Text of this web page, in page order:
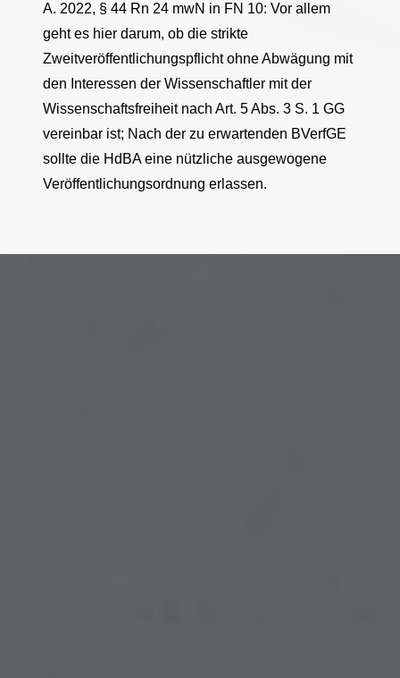
A. 2022, § 44 Rn 24 mwN in FN 10: Vor allem
geht es hier darum, ob die strikte
Zweitveröffentlichungspflicht ohne Abwägung mit
den Interessen der Wissenschaftler mit der
Wissenschaftsfreiheit nach Art. 5 Abs. 3 S. 1 GG
vereinbar ist; Nach der zu erwartenden BVerfGE
sollte die HdBA eine nützliche ausgewogene
Veröffentlichungsordnung erlassen.